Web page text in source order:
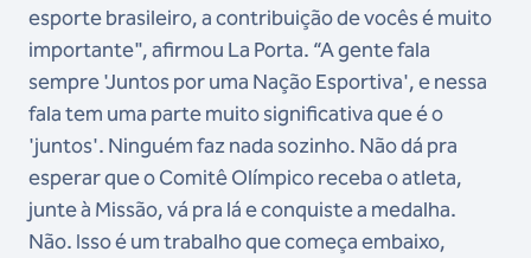
esporte brasileiro, a contribuição de vocês é muito
importante", afirmou La Porta. “A gente fala
sempre 'Juntos por uma Nação Esportiva', e nessa
fala tem uma parte muito significativa que é o
'juntos'. Ninguém faz nada sozinho. Não dá pra
esperar que o Comitê Olímpico receba o atleta,
junte à Missão, vá pra lá e conquiste a medalha.
Não. Isso é um trabalho que começa embaixo,